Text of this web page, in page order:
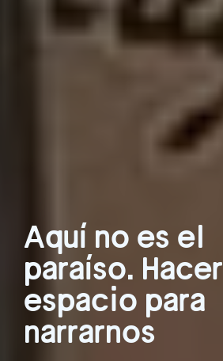
Aquí no es el
paraíso. Hacer
espacio para
narrarnos